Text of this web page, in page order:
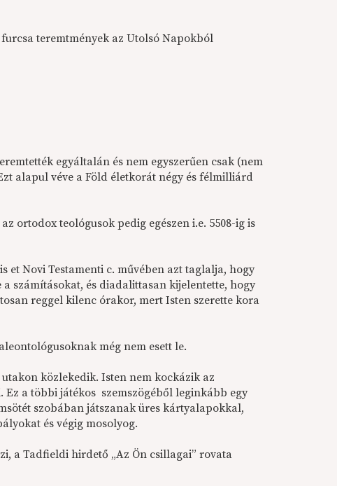
teremtmények az Utolsó Napokból
egyáltalán és nem egyszerűen csak (nem
alapul véve a Föld életkorát négy és félmilliárd
ortodox teológusok pedig egészen i.e. 5508-ig is
et Novi Testamenti c. művében azt taglalja, hogy
a számításokat, és diadalittasan kijelentette, hogy
reggel kilenc órakor, mert Isten szerette kora
még nem esett le.
közlekedik. Isten nem kockázik az
a többi játékos szemszögéből leginkább egy
szobában játszanak üres kártyalapokkal,
és végig mosolyog.
a Tadfieldi hirdető „Az Ön csillagai” rovata